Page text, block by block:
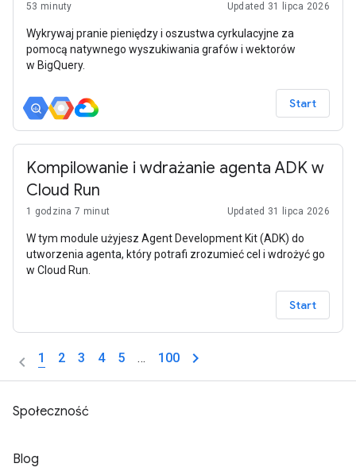
53 minuty Updated 31 lipca 2026
Wykrywaj pranie pieniędzy i oszustwa cyrkulacyjne za
pomocą natywnego wyszukiwania grafów i wektorów
w BigQuery.
Start
Kompilowanie i wdrażanie agenta ADK w
Cloud Run
1 godzina 7 minut Updated 31 lipca 2026
W tym module użyjesz Agent Development Kit (ADK) do
utworzenia agenta, który potrafi zrozumieć cel i wdrożyć go
w Cloud Run.
Start
1 2 3 4 5 … 100
Społeczność
Blog